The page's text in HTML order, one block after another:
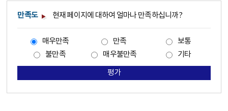
만족도 현재 페이지에 대하여 얼마나 만족하십니까?
매우만족 만족
보통
불만족
매우불만족 기타
평가